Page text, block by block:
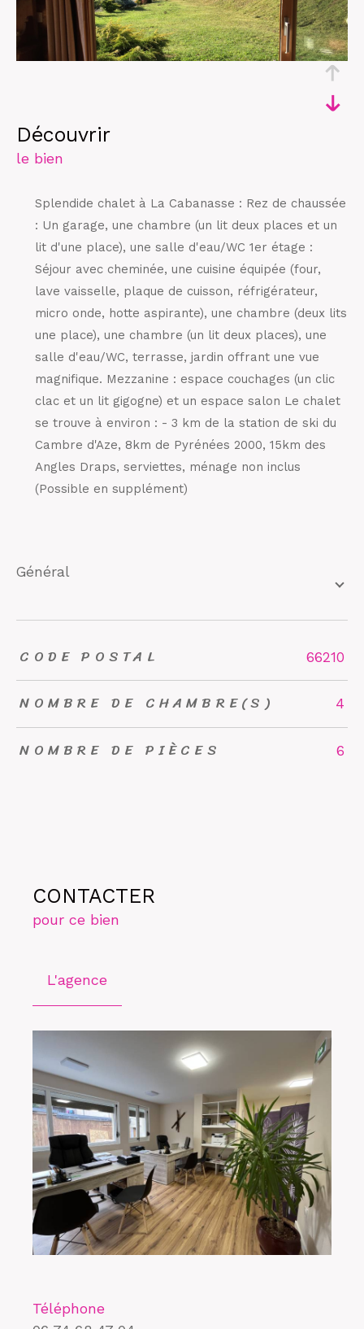
découvrir
le bien
Splendide chalet à La Cabanasse : Rez de chaussée
: Un garage, une chambre (un lit deux places et un
lit d'une place), une salle d'eau/WC 1er étage :
Séjour avec cheminée, une cuisine équipée (four,
lave vaisselle, plaque de cuisson, réfrigérateur,
micro onde, hotte aspirante), une chambre (deux lits
une place), une chambre (un lit deux places), une
salle d'eau/WC, terrasse, jardin offrant une vue
magnifique. Mezzanine : espace couchages (un clic
clac et un lit gigogne) et un espace salon Le chalet
se trouve à environ : - 3 km de la station de ski du
Cambre d'Aze, 8km de Pyrénées 2000, 15km des
Angles Draps, serviettes, ménage non inclus
(Possible en supplément)
général
TRAD_ZEPHYR_Caracteristique TRAD_ZEPHYR_Valeurs
CODE POSTAL 66210
NOMBRE DE CHAMBRE(S) 4
NOMBRE DE PIÈCES 6
CONTACTER
pour ce bien
L'agence
Téléphone